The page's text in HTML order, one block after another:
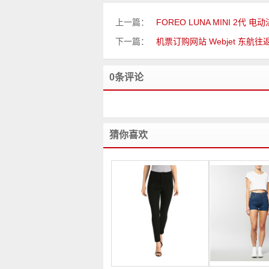
上一篇：
FOREO LUNA MINI 2代 电
下一篇：
机票订购网站 Webjet 东航往
0条评论
猜你喜欢